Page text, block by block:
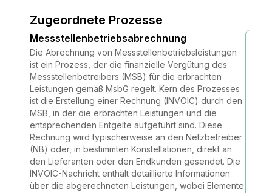
Zugeordnete Prozesse
Messstellenbetriebsabrechnung
Die Abrechnung von Messstellenbetriebsleistungen
ist ein Prozess, der die finanzielle Vergütung des
Messstellenbetreibers (MSB) für die erbrachten
Leistungen gemäß MsbG regelt. Kern des Prozesses
ist die Erstellung einer Rechnung (INVOIC) durch den
MSB, in der die erbrachten Leistungen und die
entsprechenden Entgelte aufgeführt sind. Diese
Rechnung wird typischerweise an den Netzbetreiber
(NB) oder, in bestimmten Konstellationen, direkt an
den Lieferanten oder den Endkunden gesendet. Die
INVOIC-Nachricht enthält detaillierte Informationen
über die abgerechneten Leistungen, wobei Elemente